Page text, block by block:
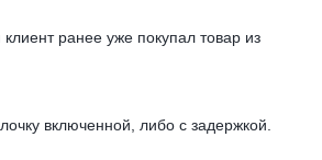
ранее уже покупал товар из
включенной, либо с задержкой.